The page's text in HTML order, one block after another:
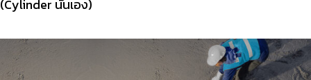
(Cylinder นั่นเอง)